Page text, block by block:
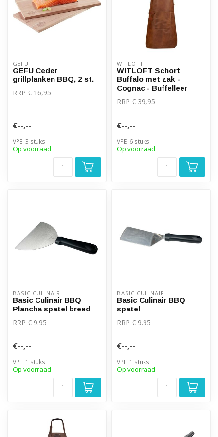
GEFU
GEFU Ceder
grillplanken BBQ, 2 st.
RRP € 16,95
€--,--
VPE: 3 stuks
Op voorraad
WITLOFT
WITLOFT Schort
Buffalo met zak -
Cognac - Buffelleer
RRP € 39,95
€--,--
VPE: 6 stuks
Op voorraad
BASIC CULINAIR
Basic Culinair BBQ
Plancha spatel breed
RRP € 9.95
€--,--
VPE: 1 stuks
Op voorraad
BASIC CULINAIR
Basic Culinair BBQ
spatel
RRP € 9.95
€--,--
VPE: 1 stuks
Op voorraad